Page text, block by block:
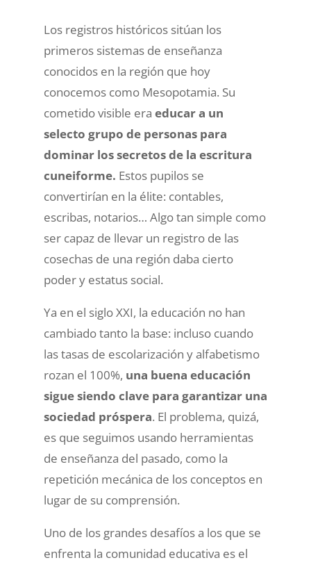
Los registros históricos sitúan los
primeros sistemas de enseñanza
conocidos en la región que hoy
conocemos como Mesopotamia. Su
cometido visible era educar a un
selecto grupo de personas para
dominar los secretos de la escritura
cuneiforme. Estos pupilos se
convertirían en la élite: contables,
escribas, notarios… Algo tan simple como
ser capaz de llevar un registro de las
cosechas de una región daba cierto
poder y estatus social.
Ya en el siglo XXI, la educación no han
cambiado tanto la base: incluso cuando
las tasas de escolarización y alfabetismo
rozan el 100%, una buena educación
sigue siendo clave para garantizar una
sociedad próspera. El problema, quizá,
es que seguimos usando herramientas
de enseñanza del pasado, como la
repetición mecánica de los conceptos en
lugar de su comprensión.
Uno de los grandes desafíos a los que se
enfrenta la comunidad educativa es el